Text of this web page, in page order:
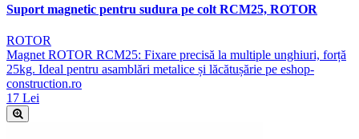
Suport magnetic pentru sudura pe colt RCM25, ROTOR
ROTOR
Magnet ROTOR RCM25: Fixare precisă la multiple unghiuri, forță
25kg. Ideal pentru asamblări metalice și lăcătușărie pe eshop-
construction.ro
17 Lei